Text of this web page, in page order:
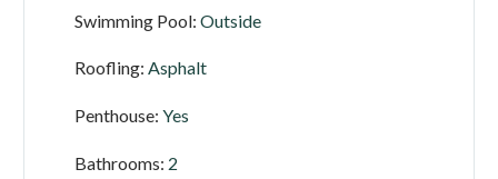
Swimming Pool: Outside
Roofling: Asphalt
Penthouse: Yes
Bathrooms: 2